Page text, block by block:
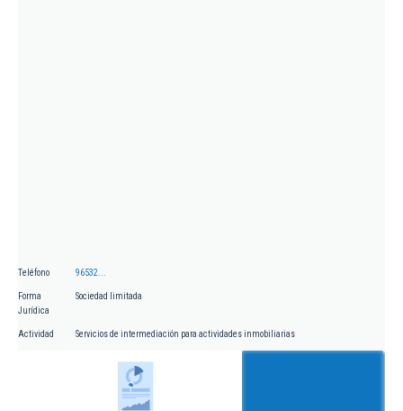
Teléfono 96532...
Forma
Jurídica
Sociedad limitada
Actividad Servicios de intermediación para actividades inmobiliarias